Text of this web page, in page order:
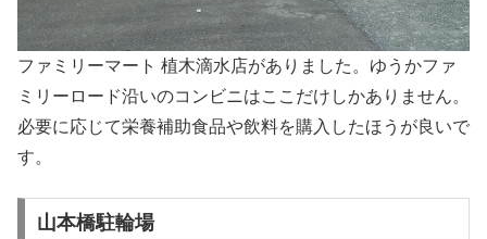
ファミリーマート 植木滴水店がありました。ゆうかファ
ミリーロード沿いのコンビニはここだけしかありません。
必要に応じて栄養補助食品や飲料を購入したほうが良いで
す。
山本橋駐輪場